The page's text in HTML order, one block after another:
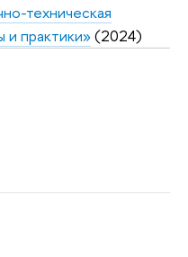
техническая
и практики»(2024)